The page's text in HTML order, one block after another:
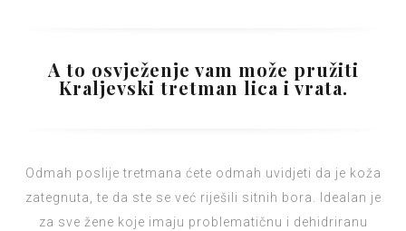
A to osvježenje vam može pružiti
Kraljevski tretman lica i vrata.
Odmah poslije tretmana ćete odmah uvidjeti da je koža
zategnuta, te da ste se već riješili sitnih bora. Idealan je
za sve žene koje imaju problematičnu i dehidriranu